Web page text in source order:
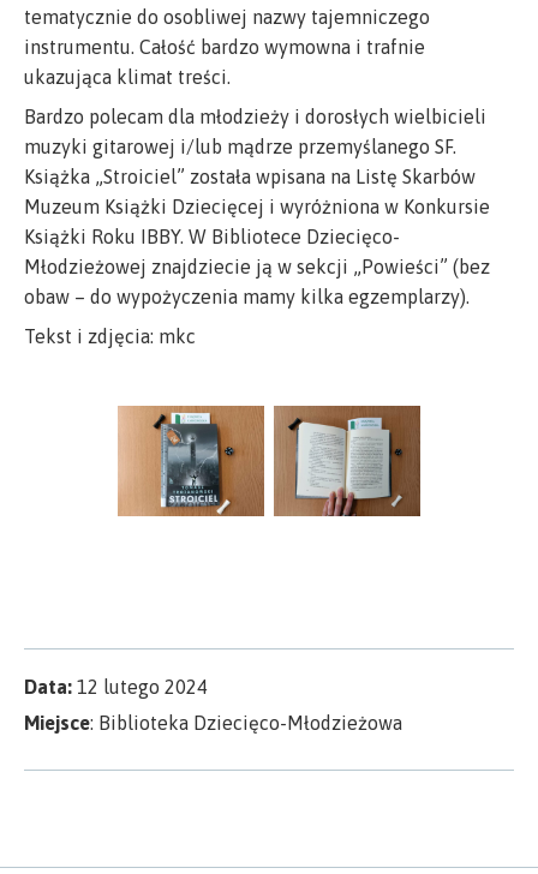
tematycznie do osobliwej nazwy tajemniczego
instrumentu. Całość bardzo wymowna i trafnie
ukazująca klimat treści.
Bardzo polecam dla młodzieży i dorosłych wielbicieli
muzyki gitarowej i/lub mądrze przemyślanego SF.
Książka „Stroiciel” została wpisana na Listę Skarbów
Muzeum Książki Dziecięcej i wyróżniona w Konkursie
Książki Roku IBBY. W Bibliotece Dziecięco-
Młodzieżowej znajdziecie ją w sekcji „Powieści” (bez
obaw – do wypożyczenia mamy kilka egzemplarzy).
Tekst i zdjęcia: mkc
Data: 12 lutego 2024
Miejsce: Biblioteka Dziecięco-Młodzieżowa